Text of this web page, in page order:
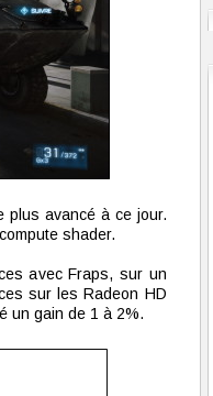
plus avancé à ce jour.
shader.
avec Fraps, sur un
sur les Radeon HD
un gain de 1 à 2%.